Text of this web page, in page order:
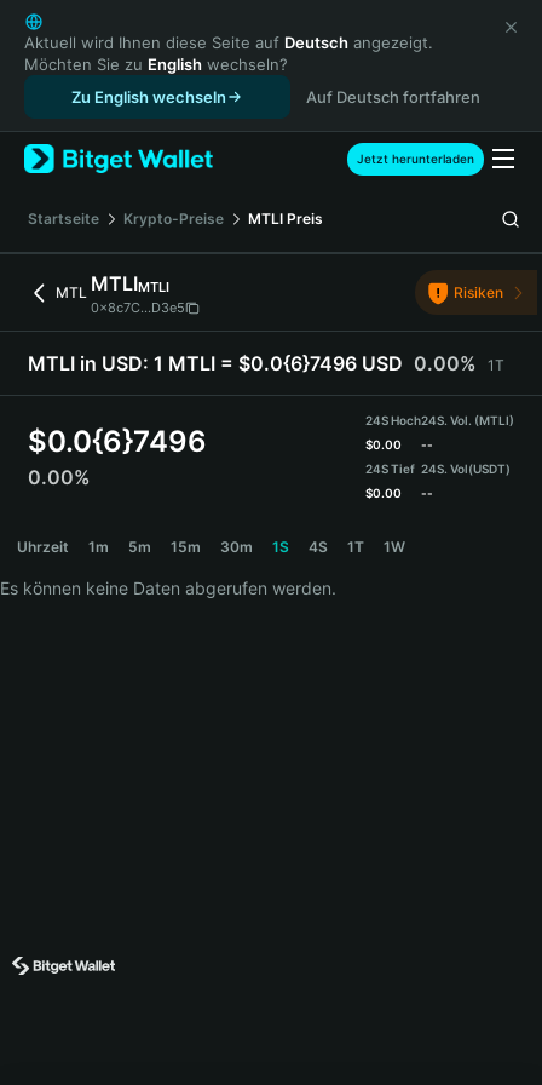
English
日本語
Tiếng Việt
Русский
Español (Latinoamérica)
Türkçe
Français
Deutsch
繁體中文
Português (Portugal)
Bahasa Indonesia
ภาษาไทย
Español
Español (Argentina)
Aktuell wird Ihnen diese Seite auf Deutsch angezeigt.
Möchten Sie zu English wechseln?
Zu English wechseln
Auf Deutsch fortfahren
Jetzt herunterladen
Startseite Krypto-Preise MTLI Preis
MTL MTLIMTLI
0x8c7C...D3e5
Risiken
MTLI in USD: 1 MTLI = $0.0{6}7496 USD 0.00% 1T
$0.0{6}7496
0.00%
24S Hoch
$0.00
24S Tief
$0.00
24S. Vol. (MTLI)
--
24S. Vol(USDT)
--
Uhrzeit 1m 5m 15m 30m 1S 4S 1T 1W
Es können keine Daten abgerufen werden.